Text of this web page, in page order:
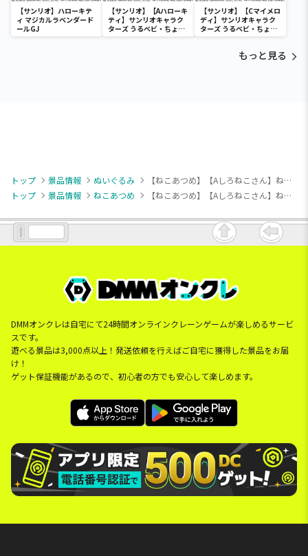
【サンリオ】ハローキテ
ィ マジカルラベンダード
ールGJ
【サンリオ】【Aハローキ
ティ】サンリオキャラク
ターズ うるベビ・ちょい
デカドール
【サンリオ】【Cマイメロ
ディ】サンリオキャラク
ターズ うるベビ・ちょい
デカドール
もっと見る
トップ 景品情報 ぬいぐるみ
【ねこあつめ】【Aしろねこさん】ねこあつめ2 カバンに付けられるぬいぐるみ～しろねこさん・くりーむさん・おっどさん～
トップ
景品情報 ねこあつめ 【ねこあつめ】【Aしろねこさん】ねこあつめ2 カバンに付けられるぬいぐるみ～しろねこさん・くりーむさん・おっどさん～
DMMオンクレは自宅にて24時間オンラインクレーンゲームが楽しめるサービ
スです。
遊べる景品は3,000点以上！発送依頼を行えばご自宅に獲得した景品をお届
け！
ゲット保証機能があるので、初心者の方でも安心して楽しめます。